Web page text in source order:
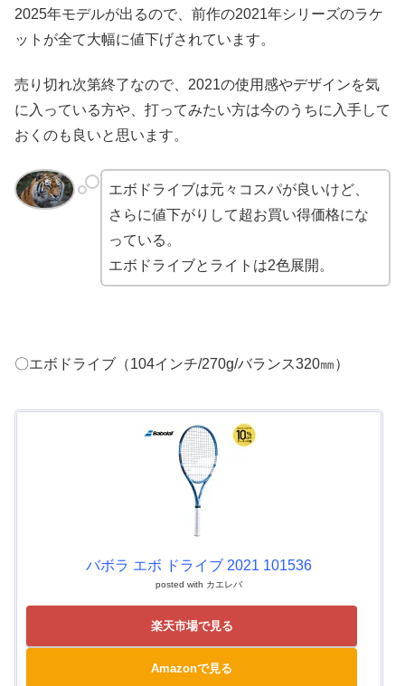
2025年モデルが出るので、前作の2021年シリーズのラケ
ットが全て大幅に値下げされています。
売り切れ次第終了なので、2021の使用感やデザインを気
に入っている方や、打ってみたい方は今のうちに入手して
おくのも良いと思います。
エボドライブは元々コスパが良いけど、
さらに値下がりして超お買い得価格にな
っている。
エボドライブとライトは2色展開。
〇エボドライブ（104インチ/270g/バランス320㎜）
バボラ エボ ドライブ 2021 101536
posted with カエレバ
楽天市場で見る
Amazonで見る